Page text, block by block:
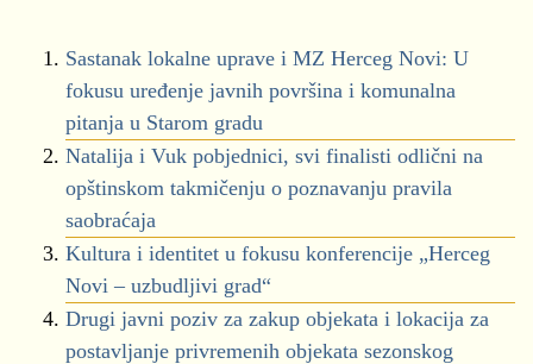
Sastanak lokalne uprave i MZ Herceg Novi: U
fokusu uređenje javnih površina i komunalna
pitanja u Starom gradu
Natalija i Vuk pobjednici, svi finalisti odlični na
opštinskom takmičenju o poznavanju pravila
saobraćaja
Kultura i identitet u fokusu konferencije „Herceg
Novi – uzbudljivi grad“
Drugi javni poziv za zakup objekata i lokacija za
postavljanje privremenih objekata sezonskog